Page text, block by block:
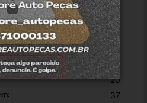
Citroen
16
20
37